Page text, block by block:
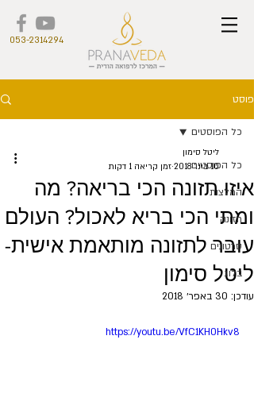
053-2314294
פוסט
כל הפוסטים
המלצות
תזונה
סרטונים
בלוג
כל הפוסטים
איזו תזונה הכי בריאה? מה
ומתי הכי בריא לאכול? העולם
עובר לתזונה מותאמת אישית-
ליטל סימון
ליטל סימון
10 בינו׳ 2018
זמן קריאה 1 דקות
עודכן: 30 באפר׳ 2018
https://youtu.be/VfC1KH0Hkv8